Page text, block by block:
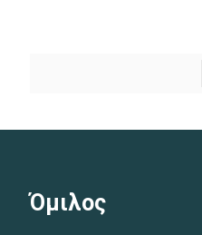
Όμιλος